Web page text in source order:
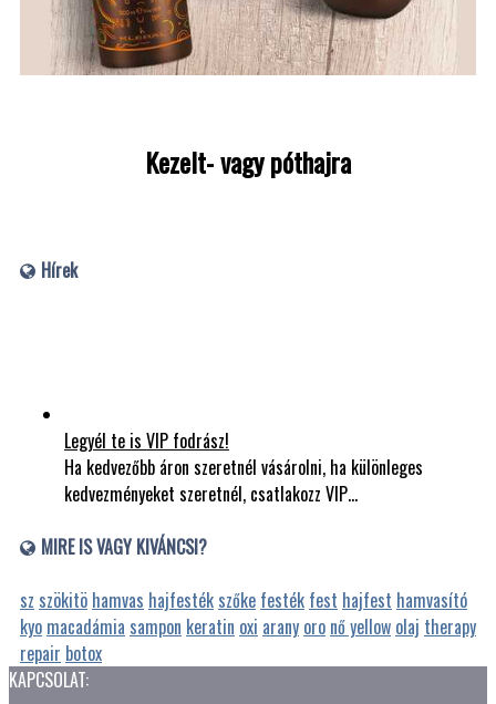
Kezelt- vagy póthajra
Hírek
Legyél te is VIP fodrász!
Ha kedvezőbb áron szeretnél vásárolni, ha különleges
kedvezményeket szeretnél, csatlakozz VIP…
MIRE IS VAGY KIVÁNCSI?
sz szökitö hamvas hajfesték szőke festék fest hajfest hamvasító
kyo macadámia sampon keratin oxi arany oro nő yellow olaj therapy
repair botox
KAPCSOLAT: